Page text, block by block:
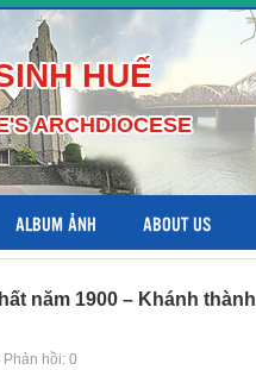
HUẾ
ARCHDIOCESE
ALBUM ẢNH ABOUT US
năm 1900 – Khánh thành
Phản hồi: 0